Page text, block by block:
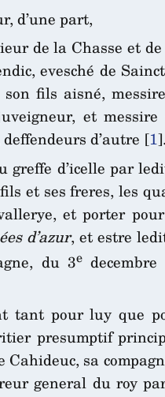
d’une part,
de la Chasse et
evesché de
fils aisné,
et messire
d’autre [1].
d’icelle par
et ses freres, les
et porter
d’azur, et estre
du 3e
tant pour luy que
presumptif
sa
general du roy